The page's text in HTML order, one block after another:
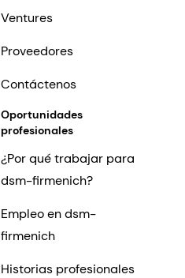
Ventures
Proveedores
Contáctenos
Oportunidades
profesionales
¿Por qué trabajar para
dsm-firmenich?
Empleo en dsm-
firmenich
Historias profesionales